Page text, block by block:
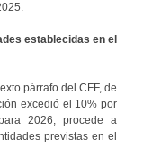
establecidas en el
párrafo del CFF, de
excedió el 10% por
2026, procede a
previstas en el